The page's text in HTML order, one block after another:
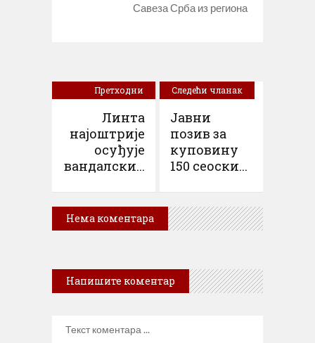
Савеза Срба из региона
Претходни
Линта
најоштрије
осуђује
вандалски...
Следећи чланак
Јавни
позив за
куповину
150 сеоски...
Нема коментара
Напишите коментар